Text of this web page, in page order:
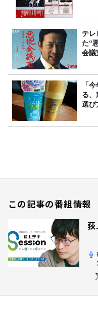
テレ
た“
会議
「
る、
選び
この記事の番組情報